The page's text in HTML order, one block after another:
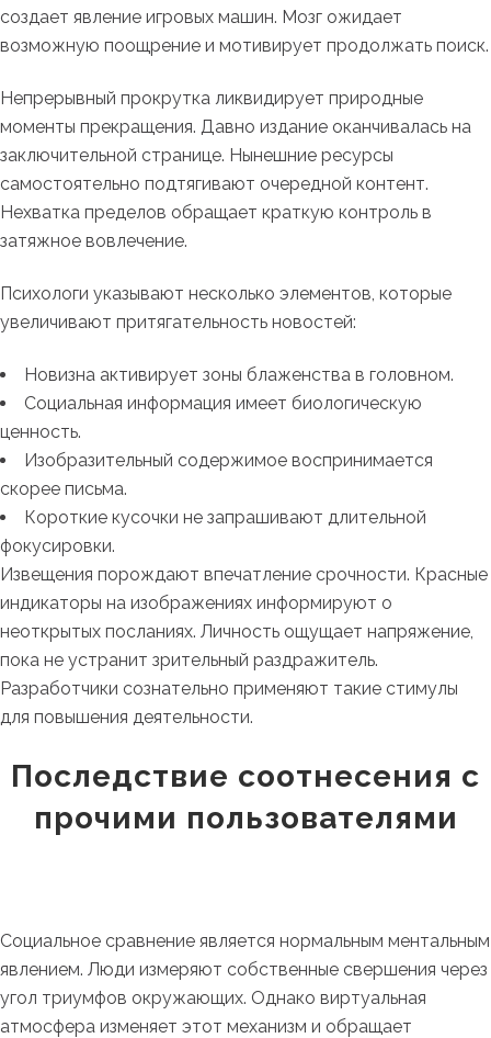
создает явление игровых машин. Мозг ожидает
возможную поощрение и мотивирует продолжать поиск.
Непрерывный прокрутка ликвидирует природные
моменты прекращения. Давно издание оканчивалась на
заключительной странице. Нынешние ресурсы
самостоятельно подтягивают очередной контент.
Нехватка пределов обращает краткую контроль в
затяжное вовлечение.
Психологи указывают несколько элементов, которые
увеличивают притягательность новостей:
Новизна активирует зоны блаженства в головном.
Социальная информация имеет биологическую
ценность.
Изобразительный содержимое воспринимается
скорее письма.
Короткие кусочки не запрашивают длительной
фокусировки.
Извещения порождают впечатление срочности. Красные
индикаторы на изображениях информируют о
неоткрытых посланиях. Личность ощущает напряжение,
пока не устранит зрительный раздражитель.
Разработчики сознательно применяют такие стимулы
для повышения деятельности.
Последствие соотнесения с
прочими пользователями
Социальное сравнение является нормальным ментальным
явлением. Люди измеряют собственные свершения через
угол триумфов окружающих. Однако виртуальная
атмосфера изменяет этот механизм и обращает